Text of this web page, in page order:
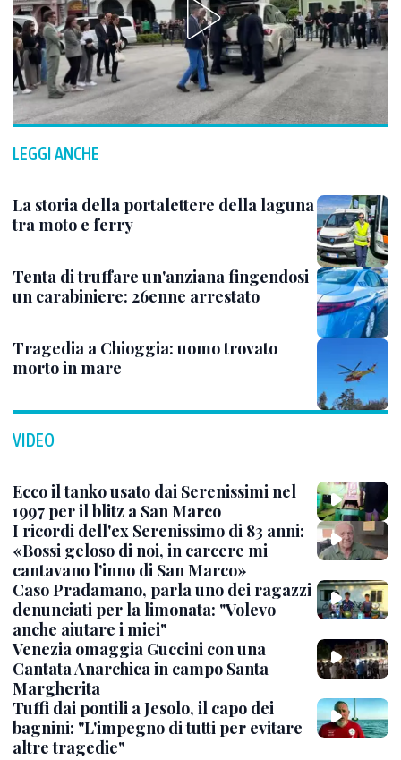
LEGGI ANCHE
La storia della portalettere della laguna
tra moto e ferry
Tenta di truffare un'anziana fingendosi
un carabiniere: 26enne arrestato
Tragedia a Chioggia: uomo trovato
morto in mare
VIDEO
Ecco il tanko usato dai Serenissimi nel
1997 per il blitz a San Marco
I ricordi dell'ex Serenissimo di 83 anni:
«Bossi geloso di noi, in carcere mi
cantavano l’inno di San Marco»
Caso Pradamano, parla uno dei ragazzi
denunciati per la limonata: "Volevo
anche aiutare i miei"
Venezia omaggia Guccini con una
Cantata Anarchica in campo Santa
Margherita
Tuffi dai pontili a Jesolo, il capo dei
bagnini: "L'impegno di tutti per evitare
altre tragedie"